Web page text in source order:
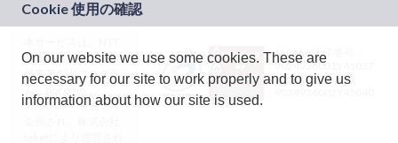
ドコモグループの新
規事業創出プログラ
ム「docomo
STARTUP」を通じて
JASRAC許諾番号：
9024936001Y45037
JASRAC許諾番号：
On our website we use some cookies. These are
necessary for our site to work properly and to give us
information about how our site is used.